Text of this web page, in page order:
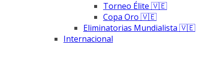
Torneo Élite 🇻🇪
Copa Oro 🇻🇪
Eliminatorias Mundialista 🇻🇪
Internacional